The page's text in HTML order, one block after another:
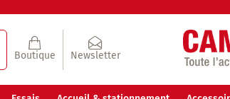
Boutique Newsletter